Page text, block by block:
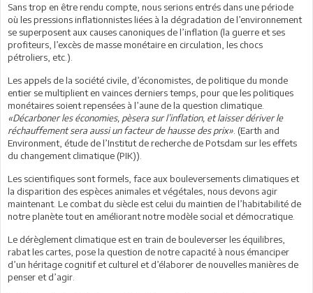
Sans trop en être rendu compte, nous serions entrés dans une période
où les pressions inflationnistes liées à la dégradation de l’environnement
se superposent aux causes canoniques de l’inflation (la guerre et ses
profiteurs, l’excès de masse monétaire en circulation, les chocs
pétroliers, etc.).
Les appels de la société civile, d’économistes, de politique du monde
entier se multiplient en vainces derniers temps, pour que les politiques
monétaires soient repensées à l’aune de la question climatique.
«Décarboner les économies, pèsera sur l’inflation, et laisser dériver le
réchauffement sera aussi un facteur de hausse des prix» . (Earth and
Environment, étude de l’Institut de recherche de Potsdam sur les effets
du changement climatique (PIK)).
Les scientifiques sont formels, face aux bouleversements climatiques et
la disparition des espèces animales et végétales, nous devons agir
maintenant. Le combat du siècle est celui du maintien de l’habitabilité de
notre planète tout en améliorant notre modèle social et démocratique.
Le dérèglement climatique est en train de bouleverser les équilibres,
rabat les cartes, pose la question de notre capacité à nous émanciper
d’un héritage cognitif et culturel et d’élaborer de nouvelles manières de
penser et d’agir.